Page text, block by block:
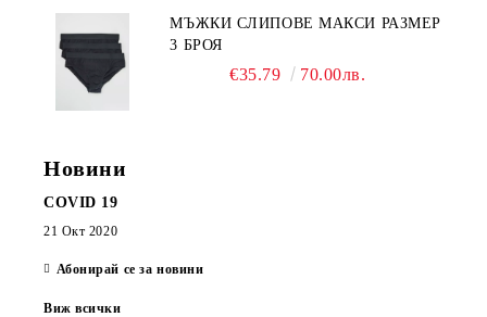
МЪЖКИ СЛИПОВЕ МАКСИ РАЗМЕР
3 БРОЯ
€35.79 70.00лв.
Новини
COVID 19
21 Окт 2020
Абонирай се за новини
Виж всички